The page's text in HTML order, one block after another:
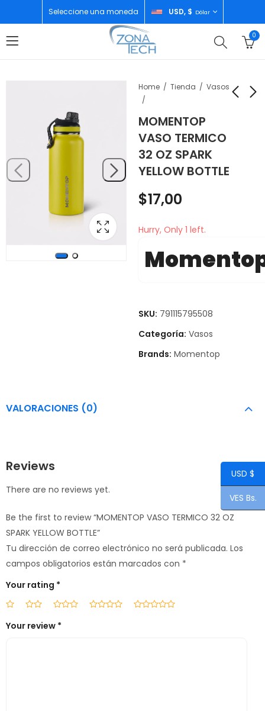
Seleccione una moneda USD, $ Dólar
0
Home Tienda Vasos
MOMENTOP
VASO TERMICO
32 OZ SPARK
YELLOW BOTTLE
TOP MOUNT 15"
FRTS15K3HTS
$ 650,00
XL 12GB/128GB
OBSIDAN
$ 931,00
$17,00
Hurry, Only 1 left.
SKU: 791115795508
Categoría: Vasos
Brands: Momentop
VALORACIONES (0)
Reviews
There are no reviews yet.
Be the first to review “MOMENTOP VASO TERMICO 32 OZ
SPARK YELLOW BOTTLE”
Tu dirección de correo electrónico no será publicada. Los
campos obligatorios están marcados con *
Your rating *
Your review *
USD $
VES Bs.